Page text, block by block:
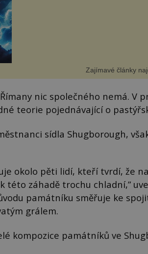
Zajímavé články
nic společného nemá. V
teorie pojednávající o
sídla Shugborough,
okolo pěti lidí, kteří tvrdí, že
této záhadě trochu chladní,”
památníku směřuje ke
grálem.
kompozice památníků ve